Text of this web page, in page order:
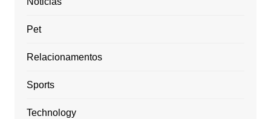
Pet
Relacionamentos
Sports
Technology